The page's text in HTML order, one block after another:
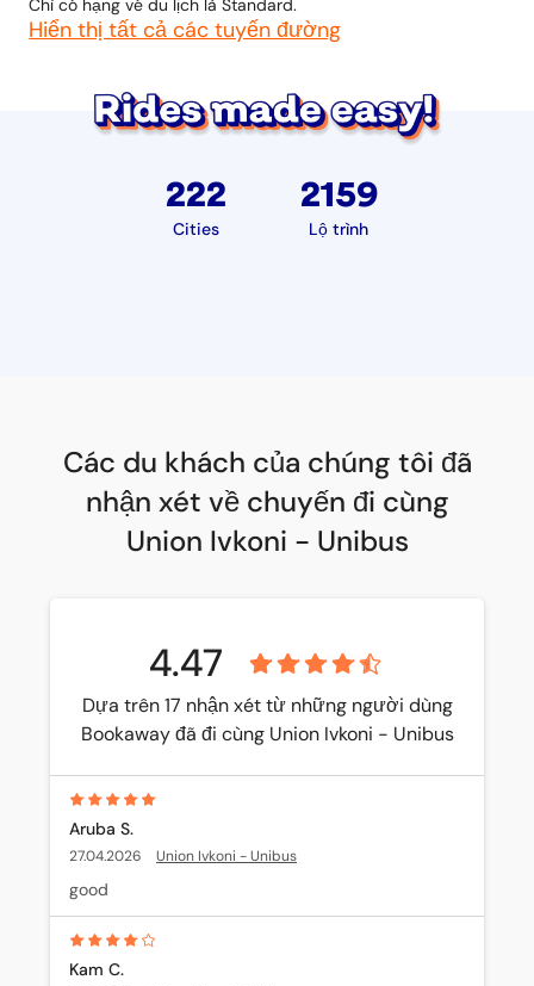
Chỉ có hạng vé du lịch là Standard.
Hiển thị tất cả các tuyến đường
222
Cities
2159
Lộ trình
Các du khách của chúng tôi đã
nhận xét về chuyến đi cùng
Union Ivkoni - Unibus
4.47
Dựa trên 17 nhận xét từ những người dùng
Bookaway đã đi cùng Union Ivkoni - Unibus
Aruba S.
27.04.2026 Union Ivkoni - Unibus
good
Kam C.